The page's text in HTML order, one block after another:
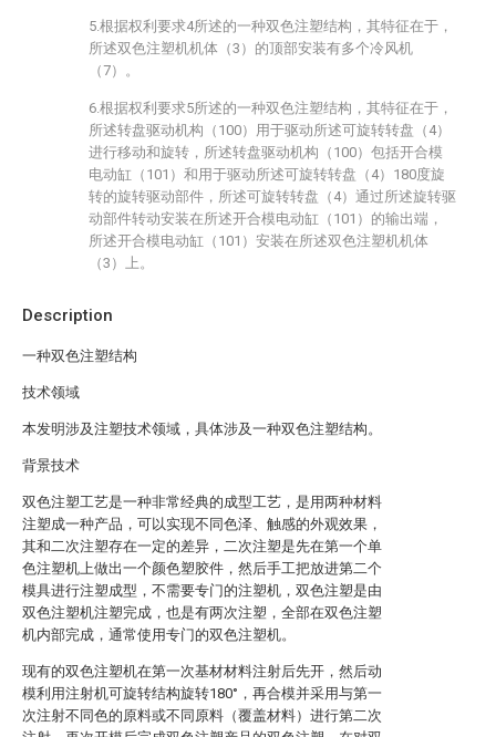
Description
一种双色注塑结构
技术领域
本发明涉及注塑技术领域，具体涉及一种双色注塑结构。
背景技术
双色注塑工艺是一种非常经典的成型工艺，是用两种材料
注塑成一种产品，可以实现不同色泽、触感的外观效果，
其和二次注塑存在一定的差异，二次注塑是先在第一个单
色注塑机上做出一个颜色塑胶件，然后手工把放进第二个
模具进行注塑成型，不需要专门的注塑机，双色注塑是由
双色注塑机注塑完成，也是有两次注塑，全部在双色注塑
机内部完成，通常使用专门的双色注塑机。
现有的双色注塑机在第一次基材材料注射后先开，然后动
模利用注射机可旋转结构旋转180°，再合模并采用与第一
次注射不同色的原料或不同原料（覆盖材料）进行第二次
5.根据权利要求4所述的一种双色注塑结构，其特征在于，
所述双色注塑机机体（3）的顶部安装有多个冷风机
（7）。
6.根据权利要求5所述的一种双色注塑结构，其特征在于，
所述转盘驱动机构（100）用于驱动所述可旋转转盘（4）
进行移动和旋转，所述转盘驱动机构（100）包括开合模
电动缸（101）和用于驱动所述可旋转转盘（4）180度旋
转的旋转驱动部件，所述可旋转转盘（4）通过所述旋转驱
动部件转动安装在所述开合模电动缸（101）的输出端，
所述开合模电动缸（101）安装在所述双色注塑机机体
（3）上。